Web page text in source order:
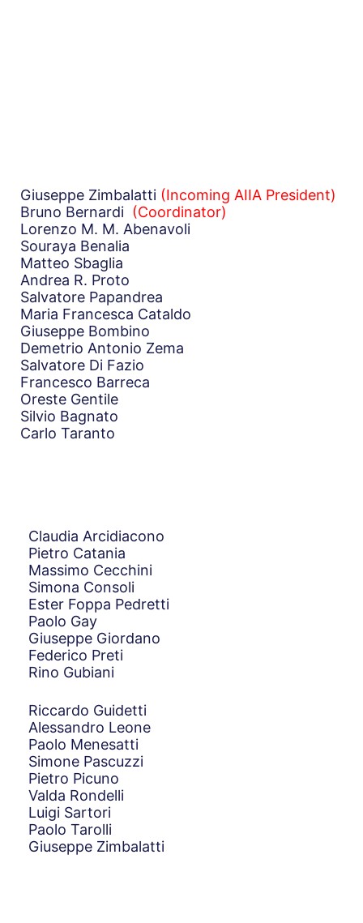
Giuseppe Zimbalatti (Incoming AIIA President)
Bruno Bernardi (Coordinator)
Lorenzo M. M. Abenavoli
Souraya Benalia
Matteo Sbaglia
Andrea R. Proto
Salvatore Papandrea
Maria Francesca Cataldo
Giuseppe Bombino
Demetrio Antonio Zema
Salvatore Di Fazio
Francesco Barreca
Oreste Gentile
Silvio Bagnato
Carlo Taranto
Claudia Arcidiacono
Pietro Catania
Massimo Cecchini
Simona Consoli
Ester Foppa Pedretti
Paolo Gay
Giuseppe Giordano
Federico Preti
Rino Gubiani
Riccardo Guidetti
Alessandro Leone
Paolo Menesatti
Simone Pascuzzi
Pietro Picuno
Valda Rondelli
Luigi Sartori
Paolo Tarolli
Giuseppe Zimbalatti